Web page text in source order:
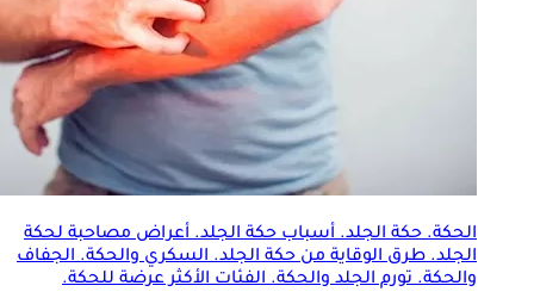
الحكة. حكةالجلد. أسباب حكةالجلد. أعراض مصاحبة لحكة
الجلد. طرق الوقاية من حكةالجلد. السكري والحكة. الجفاف
والحكة. تورمالجلدوالحكة. الفئات الأكثر عرضة للحكة.